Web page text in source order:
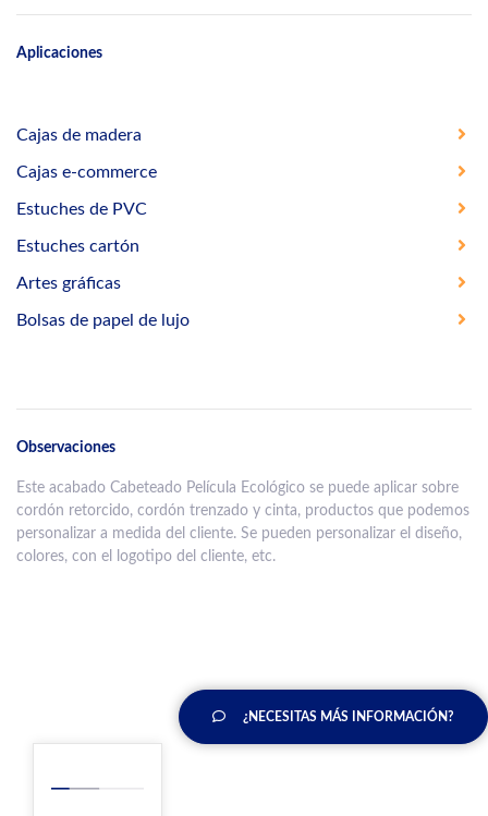
Aplicaciones
Cajas de madera
Cajas e-commerce
Estuches de PVC
Estuches cartón
Artes gráficas
Bolsas de papel de lujo
Observaciones
Este acabado Cabeteado Película Ecológico se puede aplicar sobre
cordón retorcido, cordón trenzado y cinta, productos que podemos
personalizar a medida del cliente. Se pueden personalizar el diseño,
colores, con el logotipo del cliente, etc.
¿NECESITAS MÁS INFORMACIÓN?